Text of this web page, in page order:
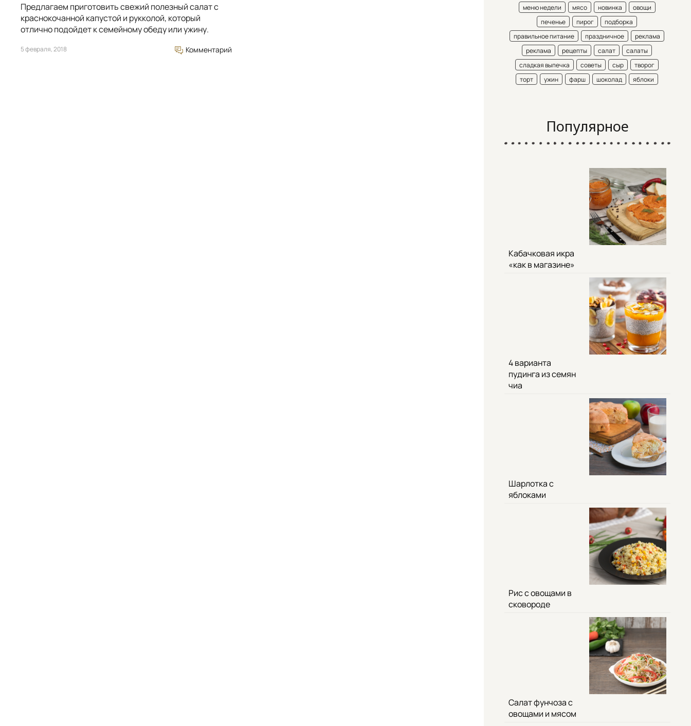
Предлагаем приготовить свежий полезный салат с
краснокочанной капустой и рукколой, который
отлично подойдет к семейному обеду или ужину.
5 февраля, 2018 Комментарий
меню недели
мясо новинка
овощи
печенье
пирог
подборка
правильное питание
праздничное
реклама
реклама
рецепты салат
салаты
сладкая выпечка
советы сыр
творог
торт
ужин фарш шоколад яблоки
Популярное
Кабачковая икра
«как в магазине»
4 варианта
пудинга из семян
чиа
Шарлотка с
яблоками
Рис с овощами в
сковороде
Салат фунчоза с
овощами и мясом